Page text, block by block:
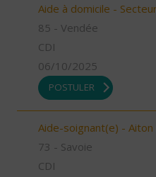
Aide à domicile -
85 - Vendée
CDI
06/10/2025
POSTULER
Aide-soignant(e) -
73 - Savoie
CDI